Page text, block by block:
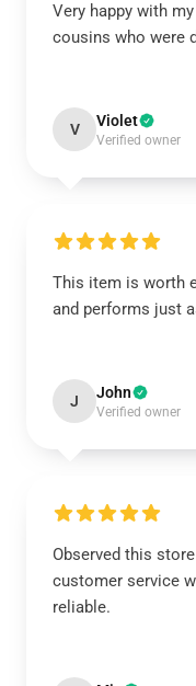
Very happy with
cousins who were
V Violet
Verified owner
This item is worth
and performs just
J John
Verified owner
Observed this
customer service
reliable.